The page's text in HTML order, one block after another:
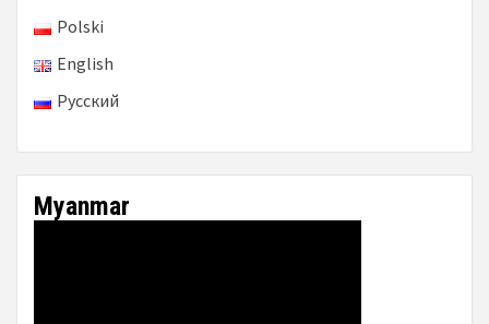
Polski
English
Русский
Myanmar